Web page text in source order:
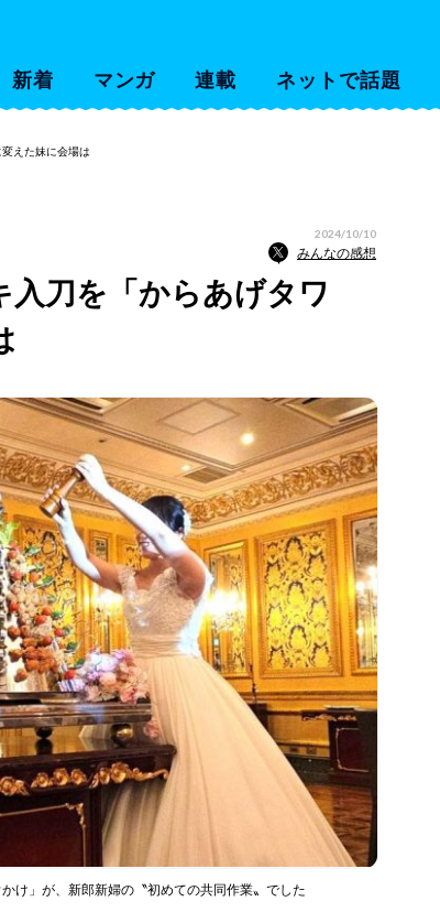
新着 マンガ 連載 ネットで話題
えた妹に会場は
2024/10/10
みんなの感想
入刀を「からあげタワ
け」が、新郎新婦の〝初めての共同作業〟でした